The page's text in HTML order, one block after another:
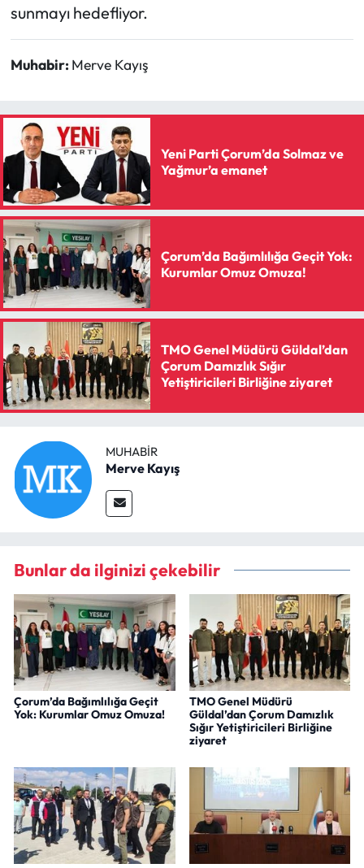
sunmayı hedefliyor.
Muhabir: Merve Kayış
Yeni Parti Çorum’da Solmaz ve
Yağmur’a emanet
Çorum’da Bağımlılığa Geçit Yok:
Kurumlar Omuz Omuza!
TMO Genel Müdürü Güldal’dan
Çorum Damızlık Sığır
Yetiştiricileri Birliğine ziyaret
MUHABIR
Merve Kayış
Bunlar da ilginizi çekebilir
Çorum’da Bağımlılığa Geçit
Yok: Kurumlar Omuz Omuza!
TMO Genel Müdürü
Güldal’dan Çorum Damızlık
Sığır Yetiştiricileri Birliğine
ziyaret
Resmi İlan
Resmi Reklam
Siyaset
Spor
Sungurlu Haberleri
Turizm
Uğurludağ Haberleri
Yaşam
Yayla Haber
Yerel Haberler